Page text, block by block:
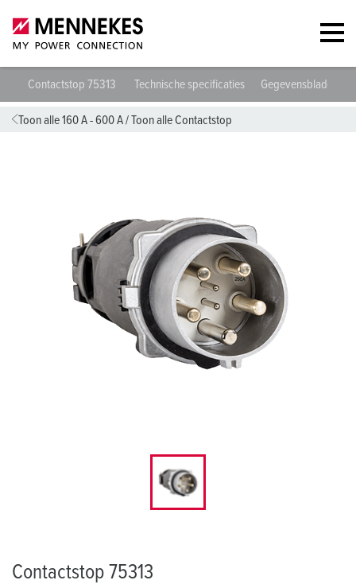
Contactstop 75313 Technische specificaties Gegevensbladen &
Toon alle 160 A - 600 A/Toon alle Contactstop
Contactstop 75313